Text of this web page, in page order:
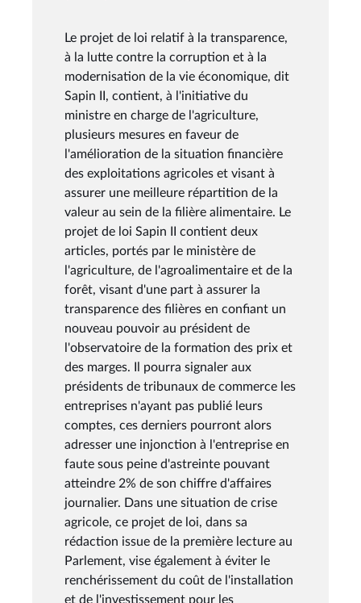
Le projet de loi relatif à la transparence,
à la lutte contre la corruption et à la
modernisation de la vie économique, dit
Sapin II, contient, à l'initiative du
ministre en charge de l'agriculture,
plusieurs mesures en faveur de
l'amélioration de la situation financière
des exploitations agricoles et visant à
assurer une meilleure répartition de la
valeur au sein de la filière alimentaire. Le
projet de loi Sapin II contient deux
articles, portés par le ministère de
l'agriculture, de l'agroalimentaire et de la
forêt, visant d'une part à assurer la
transparence des filières en confiant un
nouveau pouvoir au président de
l'observatoire de la formation des prix et
des marges. Il pourra signaler aux
présidents de tribunaux de commerce les
entreprises n'ayant pas publié leurs
comptes, ces derniers pourront alors
adresser une injonction à l'entreprise en
faute sous peine d'astreinte pouvant
atteindre 2% de son chiffre d'affaires
journalier. Dans une situation de crise
agricole, ce projet de loi, dans sa
rédaction issue de la première lecture au
Parlement, vise également à éviter le
renchérissement du coût de l'installation
et de l'investissement pour les